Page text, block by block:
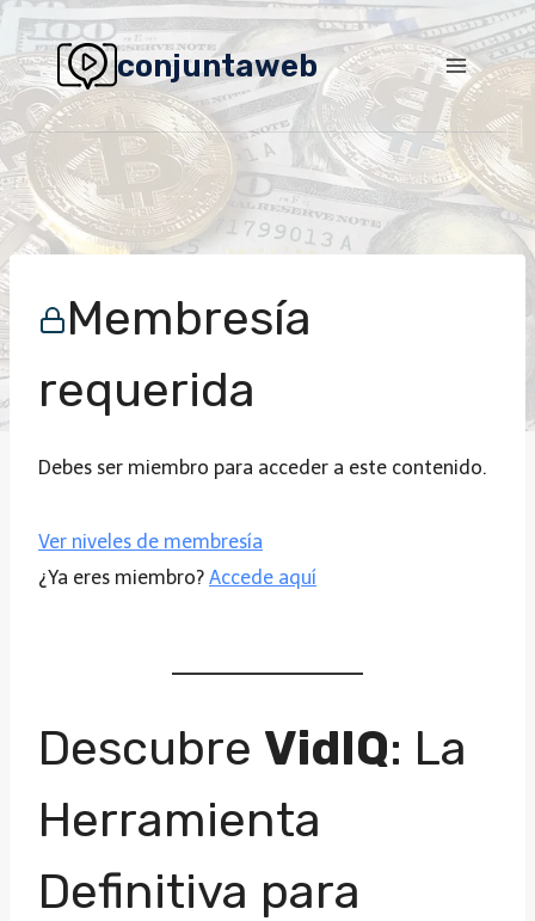
Saltar
al
contenido
conjuntaweb
Membresía
requerida
Debes ser miembro para acceder a este contenido.
Ver niveles de membresía
¿Ya eres miembro? Accede aquí
Descubre VidIQ: La
Herramienta
Definitiva para